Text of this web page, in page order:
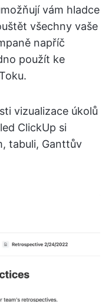
vám hladce
všechny vaše
napříč
použít ke
vizualizace úkolů
ClickUp si
tabuli, Ganttův